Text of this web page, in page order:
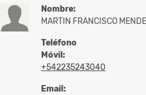
Nombre:
MARTIN FRANCISCO
Teléfono
Móvil:
+542235243040
Email: